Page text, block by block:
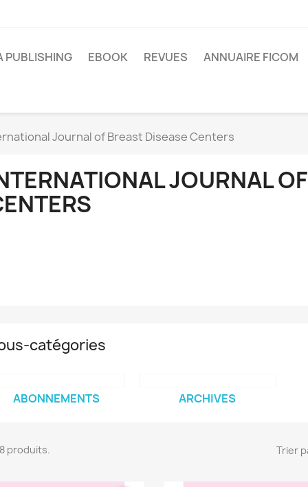
PUBLISHING EBOOK REVUES ANNUAIRE FICOM
Journal of Breast Disease Centers
JOURNAL
catégories
ABONNEMENTS ARCHIVES
produits. Trier